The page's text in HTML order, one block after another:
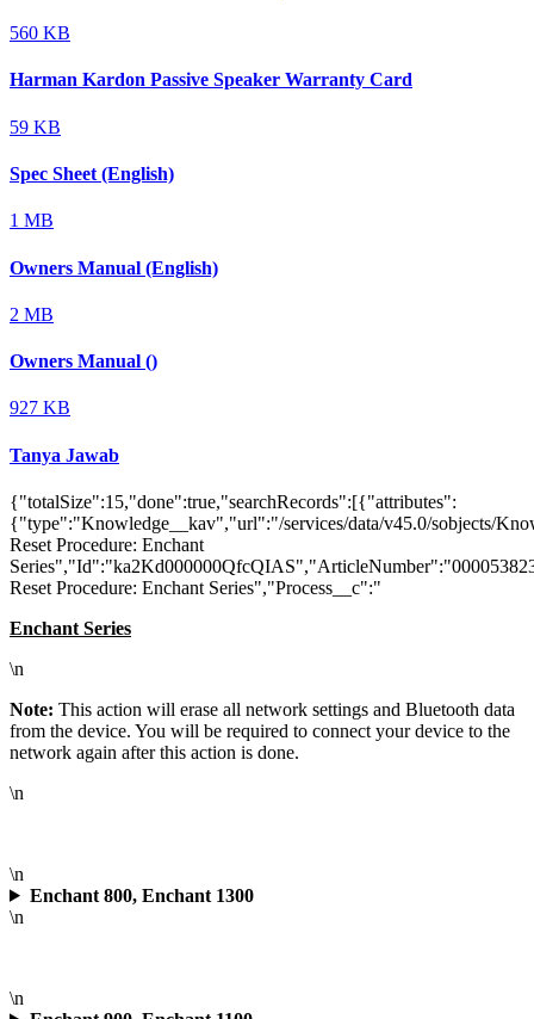
560 KB
Harman Kardon Passive Speaker Warranty Card
59 KB
Spec Sheet (English)
1 MB
Owners Manual (English)
2 MB
Owners Manual ()
927 KB
Tanya Jawab
{"totalSize":15,"done":true,"searchRecords":[{"attributes":
{"type":"Knowledge__kav","url":"/services/data/v45.0/sobjects/
Reset Procedure: Enchant
Reset Procedure: Enchant Series","Process__c":"
Enchant Series
\n
Note: This action will erase all network settings and Bluetooth data
from the device. You will be required to connect your device to the
network again after this action is done.
\n
\n
Enchant 800, Enchant 1300
\n
\n